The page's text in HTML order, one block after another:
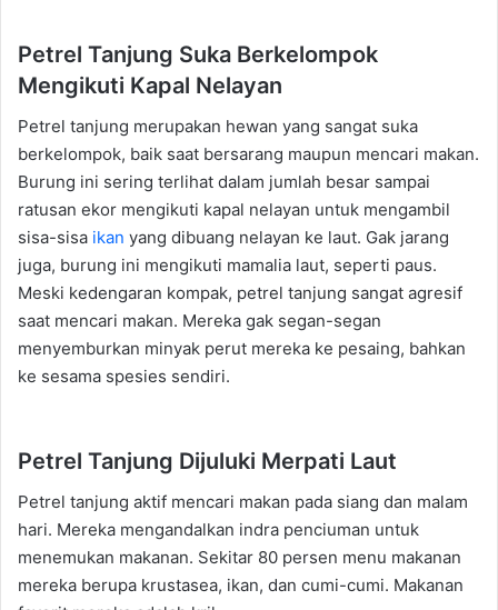
Petrel Tanjung Suka Berkelompok
Mengikuti Kapal Nelayan
Petrel tanjung merupakan hewan yang sangat suka
berkelompok, baik saat bersarang maupun mencari makan.
Burung ini sering terlihat dalam jumlah besar sampai
ratusan ekor mengikuti kapal nelayan untuk mengambil
sisa-sisa ikan yang dibuang nelayan ke laut. Gak jarang
juga, burung ini mengikuti mamalia laut, seperti paus.
Meski kedengaran kompak, petrel tanjung sangat agresif
saat mencari makan. Mereka gak segan-segan
menyemburkan minyak perut mereka ke pesaing, bahkan
ke sesama spesies sendiri.
Petrel Tanjung Dijuluki Merpati Laut
Petrel tanjung aktif mencari makan pada siang dan malam
hari. Mereka mengandalkan indra penciuman untuk
menemukan makanan. Sekitar 80 persen menu makanan
mereka berupa krustasea, ikan, dan cumi-cumi. Makanan